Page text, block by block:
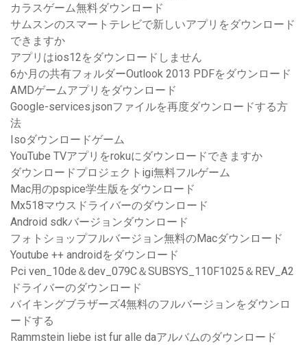
カラスゲーム無料ダウンロード
サムスンのスマートテレビで新しいアプリをダウンロード
できますか
アプリはios12をダウンロードしません
6か月の共有フォルダーOutlook 2013 PDFをダウンロード
AMDゲームアプリをダウンロード
Google-services.jsonファイルを再度ダウンロードする方
法
Isoダウンロードゲーム
YouTube TVアプリをrokuにダウンロードできますか
ダウンロードプロジェクトigi無料フルゲーム
Mac用のpspice学生版をダウンロード
Mx518マウスドライバーのダウンロード
Android sdkバージョンダウンロード
フォトショップフルバージョン無料のMacダウンロード
Youtube ++ androidをダウンロード
Pci ven_10de＆dev_079C＆SUBSYS_110F1025＆REV_A2
ドライバーのダウンロード
バイキングブラザーズ4無料のフルバージョンをダウンロ
ードする
Rammstein liebe ist fur alle daアルバムのダウンロード